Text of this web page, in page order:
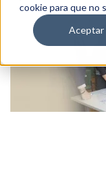
cookie para que no
Aceptar